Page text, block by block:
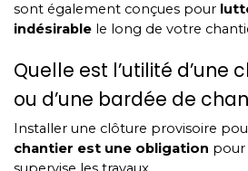
sont également conçues pour
indésirable le long de votre
Quelle est l’utilité d’une
ou d’une bardée de
Installer une clôture provisoire
chantier est une obligation pour